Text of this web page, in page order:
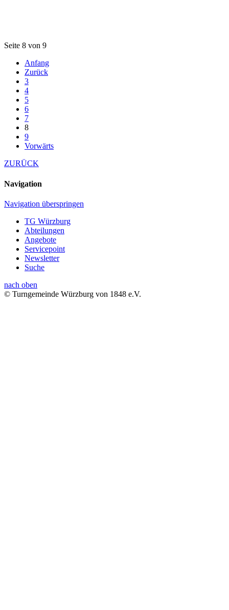
Seite 8 von 9
Anfang
Zurück
3
4
5
6
7
8
9
Vorwärts
ZURÜCK
Navigation
Navigation überspringen
TG Würzburg
Abteilungen
Angebote
Servicepoint
Newsletter
Suche
nach oben
© Turngemeinde Würzburg von 1848 e.V.